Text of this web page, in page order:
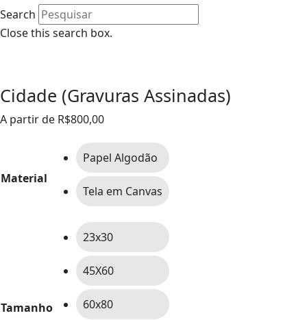
Search
Close this search box.
Cidade (Gravuras Assinadas)
A partir de R$800,00
Material
Papel Algodão
Tela em Canvas
Tamanho
23x30
45X60
60x80